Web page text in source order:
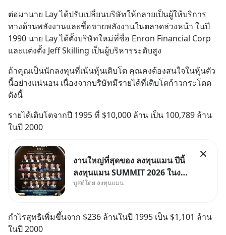
ต่อมานาย Lay ได้ปรับเปลี่ยนบริษัทให้กลายเป็นผู้ให้บริการ
ทางด้านพลังงานและซื้อขายพลังงานในตลาดล่วงหน้า ในปี
1990 นาย Lay ได้ตั้งบริษัทใหม่ที่ชื่อ Enron Financial Corp
และแต่งตั้ง Jeff Skilling เป็นผู้บริหารระดับสูง
ถ้าคุณเป็นนักลงทุนที่เน้นหุ้นเติบโต คุณคงต้องสนใจในหุ้นตัว
นี้อย่างแน่นอน เนื่องจากบริษัทมีรายได้ที่เติบโตก้าวกระโดด
ดังนี้
รายได้เติบโตจากปี 1995 ที่ $10,000 ล้าน เป็น 100,789 ล้าน
ในปี 2000
งานใหญ่ที่สุดของ ลงทุนแมน ปีนี้
ลงทุนแมน SUMMIT 2026 ในงาน
นี้จะมีเจ้าของธุรกิจ Dr.PONG,
MizuMi, KARMART, อิชิตัน มา
บูสต์โดย ลงทุนแมน
กำไรสุทธิเพิ่มขึ้นจาก $236 ล้านในปี 1995 เป็น $1,101 ล้าน
ในปี 2000